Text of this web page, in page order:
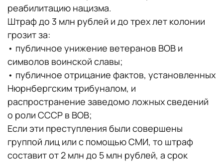
реабилитацию нацизма.
Штраф до 3 млн рублей и до трех лет колонии
грозит за:
•‎ публичное унижение ветеранов ВОВ и
символов воинской славы;
•‎ публичное отрицание фактов, установленных
Нюрнбергским трибуналом, и
распространение заведомо ложных сведений
о роли СССР в ВОВ;
Если эти преступления были совершены
группой лиц или с помощью СМИ, то штраф
составит от 2 млн до 5 млн рублей, а срок